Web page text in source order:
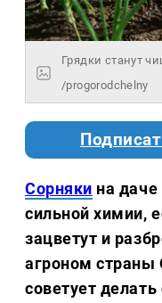
Грядки станут
/progorodchelny
Сорняки на
сильной химии,
зацветут и
агроном страны
советует